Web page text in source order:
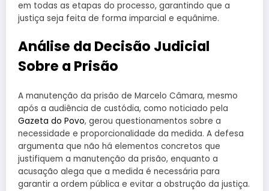
em todas as etapas do processo, garantindo que a
justiça seja feita de forma imparcial e equânime.
Análise da Decisão Judicial
Sobre a Prisão
A manutenção da prisão de Marcelo Câmara, mesmo
após a audiência de custódia, como noticiado pela
Gazeta do Povo, gerou questionamentos sobre a
necessidade e proporcionalidade da medida. A defesa
argumenta que não há elementos concretos que
justifiquem a manutenção da prisão, enquanto a
acusação alega que a medida é necessária para
garantir a ordem pública e evitar a obstrução da justiça.